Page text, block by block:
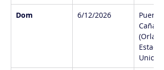
Dom 6/12/2026
Puerto
Estados
Unidos